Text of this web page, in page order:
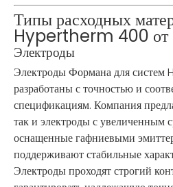
Типы расходных
Hypertherm 400
Электроды
Электроды Формана для
разработаны с точностью и
спецификациям. Компания
так и электроды с увеличенным
оснащенные гафниевыми
поддерживают стабильные
Электроды проходят строгий